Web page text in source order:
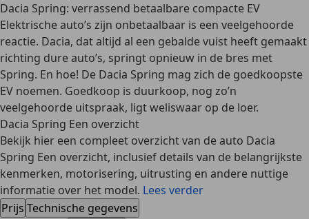
Dacia Spring: verrassend betaalbare compacte EV
Elektrische auto’s zijn onbetaalbaar is een veelgehoorde
reactie. Dacia, dat altijd al een gebalde vuist heeft gemaakt
richting dure auto’s, springt opnieuw in de bres met
Spring. En hoe! De Dacia Spring mag zich de goedkoopste
EV noemen. Goedkoop is duurkoop, nog zo’n
veelgehoorde uitspraak, ligt weliswaar op de loer.
Dacia Spring Een overzicht
Bekijk hier een compleet overzicht van de auto Dacia
Spring Een overzicht, inclusief details van de belangrijkste
kenmerken, motorisering, uitrusting en andere nuttige
informatie over het model. Lees verder
Prijs Technische gegevens